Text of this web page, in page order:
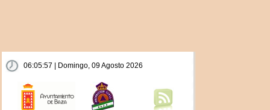
06:05:57 | Domingo, 09 Agosto 2026